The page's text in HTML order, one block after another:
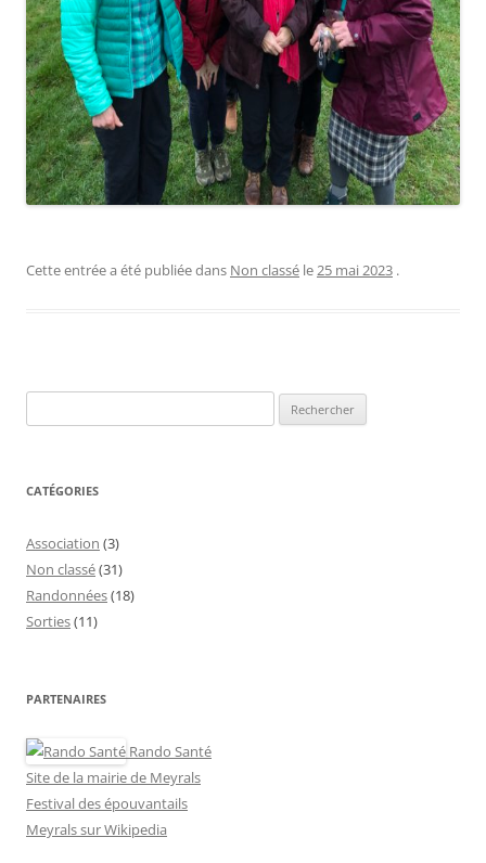
Cette entrée a été publiée dans Non classé le25 mai 2023 .
CATÉGORIES
Association (3)
Non classé(31)
Randonnées(18)
Sorties(11)
PARTENAIRES
Rando Santé
Site de la mairie de Meyrals
Festival des épouvantails
Meyrals sur Wikipedia